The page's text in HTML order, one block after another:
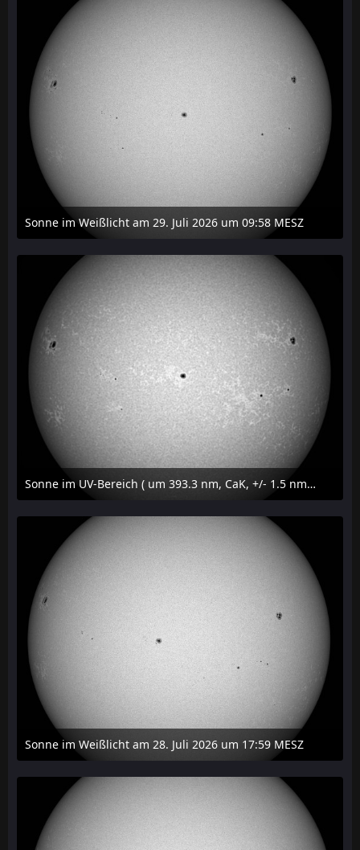
Sonne im Weißlicht am 29. Juli 2026 um 09:58 MESZ
31. Juli 2026 um 20:03
Sonne im UV-Bereich ( um 393.3 nm, CaK, +/- 1.5 nm) am 29. Juli 2026 um 09:50 MESZ
31. Juli 2026 um 20:03
Sonne im Weißlicht am 28. Juli 2026 um 17:59 MESZ
31. Juli 2026 um 20:03